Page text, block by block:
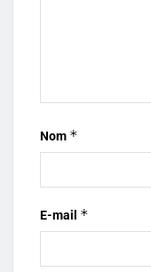
Nom *
E-mail *